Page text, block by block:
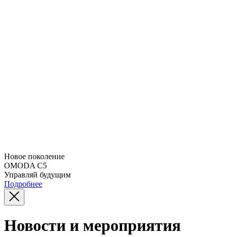
Новое поколение
OMODA C5
Управляй будущим
Подробнее
Новости и мероприятия